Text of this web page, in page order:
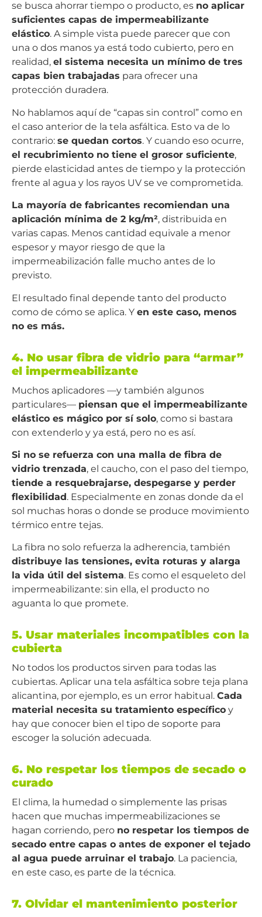
se busca ahorrar tiempo o producto, es no aplicar
suficientes capas de impermeabilizante
elástico. A simple vista puede parecer que con
una o dos manos ya está todo cubierto, pero en
realidad, el sistema necesita un mínimo de tres
capas bien trabajadas para ofrecer una
protección duradera.
No hablamos aquí de “capas sin control” como en
el caso anterior de la tela asfáltica. Esto va de lo
contrario: se quedan cortos. Y cuando eso ocurre,
el recubrimiento no tiene el grosor suficiente,
pierde elasticidad antes de tiempo y la protección
frente al agua y los rayos UV se ve comprometida.
La mayoría de fabricantes recomiendan una
aplicación mínima de 2 kg/m², distribuida en
varias capas. Menos cantidad equivale a menor
espesor y mayor riesgo de que la
impermeabilización falle mucho antes de lo
previsto.
El resultado final depende tanto del producto
como de cómo se aplica. Y en este caso, menos
no es más.
4. No usar fibra de vidrio para “armar”
el impermeabilizante
Muchos aplicadores —y también algunos
particulares— piensan que el impermeabilizante
elástico es mágico por sí solo, como si bastara
con extenderlo y ya está, pero no es así.
Si no se refuerza con una malla de fibra de
vidrio trenzada, el caucho, con el paso del tiempo,
tiende a resquebrajarse, despegarse y perder
flexibilidad. Especialmente en zonas donde da el
sol muchas horas o donde se produce movimiento
térmico entre tejas.
La fibra no solo refuerza la adherencia, también
distribuye las tensiones, evita roturas y alarga
la vida útil del sistema. Es como el esqueleto del
impermeabilizante: sin ella, el producto no
aguanta lo que promete.
5. Usar materiales incompatibles con la
cubierta
No todos los productos sirven para todas las
cubiertas. Aplicar una tela asfáltica sobre teja plana
alicantina, por ejemplo, es un error habitual. Cada
material necesita su tratamiento específico y
hay que conocer bien el tipo de soporte para
escoger la solución adecuada.
6. No respetar los tiempos de secado o
curado
El clima, la humedad o simplemente las prisas
hacen que muchas impermeabilizaciones se
hagan corriendo, pero no respetar los tiempos de
secado entre capas o antes de exponer el tejado
al agua puede arruinar el trabajo. La paciencia,
en este caso, es parte de la técnica.
7. Olvidar el mantenimiento posterior